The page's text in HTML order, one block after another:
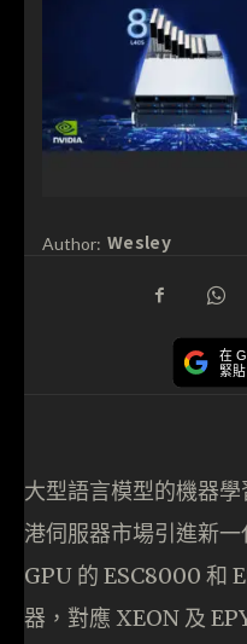
Author: Wesley
在
緊
大型語言模型的機器
港伺服器市場引進新
GPU 的 ESC8000 和
器，對應 XEON 及